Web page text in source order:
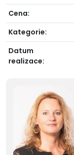
Cena:
Kategorie:
Datum
realizace: